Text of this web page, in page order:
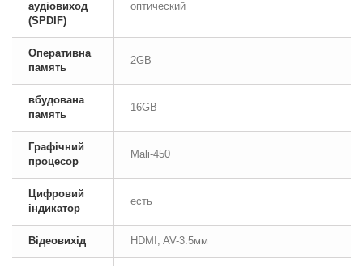
аудіовиход
(SPDIF)
оптический
Оперативна
память
2GB
вбудована
память
16GB
Графічний
процесор
Mali-450
Цифровий
індикатор
есть
Відеовихід HDMI, AV-3.5мм